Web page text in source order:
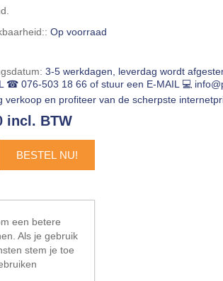
Op voorraad
3-5 werkdagen, leverdag wordt
☎ 076-503 18 66 of stuur een E-MAIL 💻
verkoop en profiteer van de scherpste
incl. BTW
BESTEL NU!
een betere
Als je gebruik
stem je toe